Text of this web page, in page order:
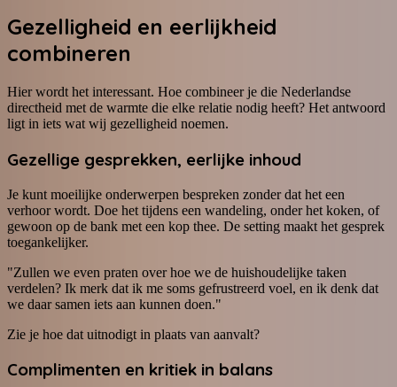
Gezelligheid en eerlijkheid
combineren
Hier wordt het interessant. Hoe combineer je die Nederlandse
directheid met de warmte die elke relatie nodig heeft? Het antwoord
ligt in iets wat wij gezelligheid noemen.
Gezellige gesprekken, eerlijke inhoud
Je kunt moeilijke onderwerpen bespreken zonder dat het een
verhoor wordt. Doe het tijdens een wandeling, onder het koken, of
gewoon op de bank met een kop thee. De setting maakt het gesprek
toegankelijker.
"Zullen we even praten over hoe we de huishoudelijke taken
verdelen? Ik merk dat ik me soms gefrustreerd voel, en ik denk dat
we daar samen iets aan kunnen doen."
Zie je hoe dat uitnodigt in plaats van aanvalt?
Complimenten en kritiek in balans